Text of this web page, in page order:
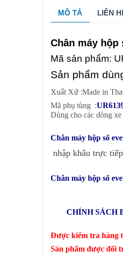
MÔ TẢ LIÊN
Chân máy hộp
Mã sản phẩm:
Sản phẩm
Xuất Xứ :Made in
Mã phụ tùng :
Dùng cho các dòng
Chân máy hộp số
nhập khẩu trực
Chân máy hộp số
CHÍNH SÁCH
Được kiểm tra hàng
Sản phẩm được đổi